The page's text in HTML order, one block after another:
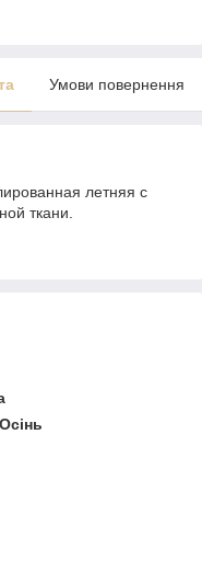
Умови повернення
летняя с
ткани.